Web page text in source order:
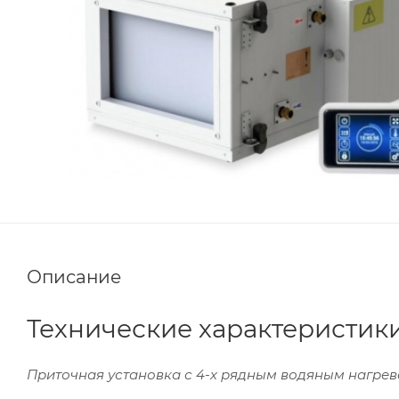
Описание
Технические
Приточная установка с 4-х рядным водяным